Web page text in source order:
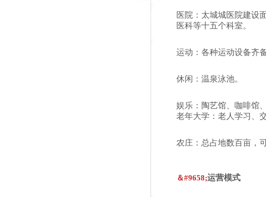
医院：太城城医院建设
医科等十五个科室。
运动：各种运动设备齐
休闲：温泉泳池。
娱乐：陶艺馆、咖啡馆
老年大学：老人学习、
农庄：总占地数百亩，
＆#9658;运营模式